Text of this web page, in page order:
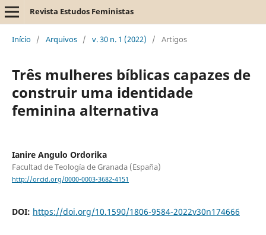
Revista Estudos Feministas
Início / Arquivos / v. 30 n. 1 (2022) / Artigos
Três mulheres bíblicas capazes de
construir uma identidade
feminina alternativa
Ianire Angulo Ordorika
Facultad de Teología de Granada (España)
http://orcid.org/0000-0003-3682-4151
DOI: https://doi.org/10.1590/1806-9584-2022v30n174666